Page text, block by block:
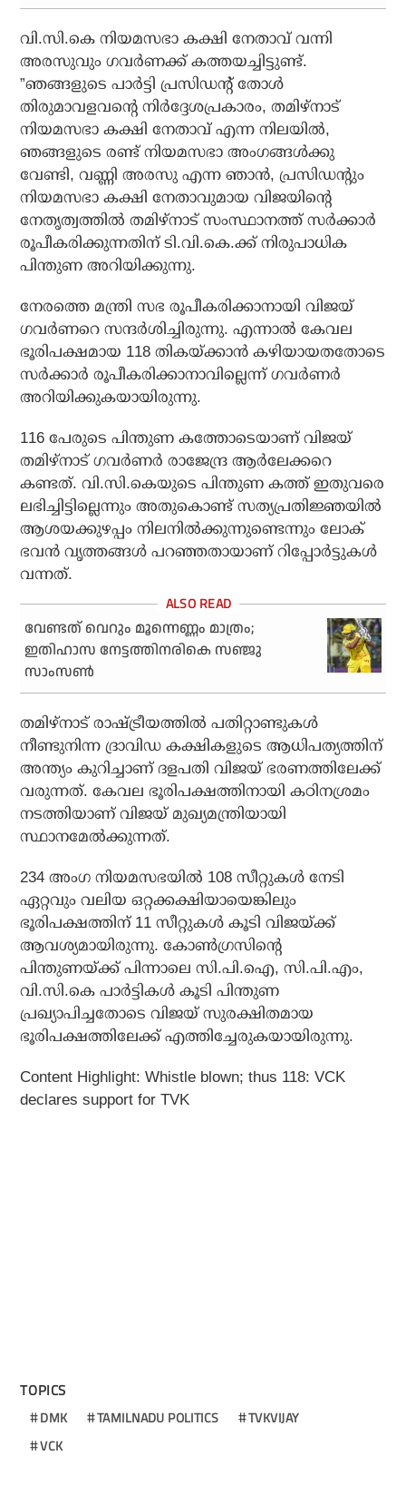
വി.സി.കെ നിയമസഭാ കക്ഷി നേതാവ് വന്നി
അരസുവും ഗവര്‍ണക്ക് കത്തയച്ചിട്ടുണ്ട്.
”ഞങ്ങളുടെ പാര്‍ട്ടി പ്രസിഡന്റ് തോള്‍
തിരുമാവളവന്റെ നിര്‍ദ്ദേശപ്രകാരം, തമിഴ്നാട്
നിയമസഭാ കക്ഷി നേതാവ് എന്ന നിലയില്‍,
ഞങ്ങളുടെ രണ്ട് നിയമസഭാ അംഗങ്ങള്‍ക്കു
വേണ്ടി, വണ്ണി അരസു എന്ന ഞാന്‍, പ്രസിഡന്റും
നിയമസഭാ കക്ഷി നേതാവുമായ വിജയിന്റെ
നേതൃത്വത്തില്‍ തമിഴ്നാട് സംസ്ഥാനത്ത് സര്‍ക്കാര്‍
രൂപീകരിക്കുന്നതിന് ടി.വി.കെ.ക്ക് നിരുപാധിക
പിന്തുണ അറിയിക്കുന്നു.
നേരത്തെ മന്ത്രി സഭ രൂപീകരിക്കാനായി വിജയ്
ഗവര്‍ണറെ സന്ദര്‍ശിച്ചിരുന്നു. എന്നാല്‍ കേവല
ഭൂരിപക്ഷമായ 118 തികയ്ക്കാന്‍ കഴിയായതതോടെ
സര്‍ക്കാര്‍ രൂപീകരിക്കാനാവില്ലെന്ന് ഗവര്‍ണര്‍
അറിയിക്കുകയായിരുന്നു.
116 പേരുടെ പിന്തുണ കത്തോടെയാണ് വിജയ്
തമിഴ്നാട് ഗവര്‍ണര്‍ രാജേന്ദ്ര ആര്‍ലേക്കറെ
കണ്ടത്. വി.സി.കെയുടെ പിന്തുണ കത്ത് ഇതുവരെ
ലഭിച്ചിട്ടില്ലെന്നും അതുകൊണ്ട് സത്യപ്രതിജ്ഞയില്‍
ആശയക്കുഴപ്പം നിലനില്‍ക്കുന്നുണ്ടെന്നും ലോക്
ഭവന്‍ വൃത്തങ്ങള്‍ പറഞ്ഞതായാണ് റിപ്പോര്‍ട്ടുകള്‍
വന്നത്.
വേണ്ടത് വെറും മൂന്നെണ്ണം മാത്രം;
ഇതിഹാസ നേട്ടത്തിനരികെ സഞ്ജു
സാംസണ്‍
തമിഴ്‌നാട് രാഷ്ട്രീയത്തില്‍ പതിറ്റാണ്ടുകള്‍
നീണ്ടുനിന്ന ദ്രാവിഡ കക്ഷികളുടെ ആധിപത്യത്തിന്
അന്ത്യം കുറിച്ചാണ് ദളപതി വിജയ് ഭരണത്തിലേക്ക്
വരുന്നത്. കേവല ഭൂരിപക്ഷത്തിനായി കഠിനശ്രമം
നടത്തിയാണ് വിജയ് മുഖ്യമന്ത്രിയായി
സ്ഥാനമേല്‍ക്കുന്നത്.
234 അംഗ നിയമസഭയില്‍ 108 സീറ്റുകള്‍ നേടി
ഏറ്റവും വലിയ ഒറ്റക്കക്ഷിയായെങ്കിലും
ഭൂരിപക്ഷത്തിന് 11 സീറ്റുകള്‍ കൂടി വിജയ്ക്ക്
ആവശ്യമായിരുന്നു. കോണ്‍ഗ്രസിന്റെ
പിന്തുണയ്ക്ക് പിന്നാലെ സി.പി.ഐ, സി.പി.എം,
വി.സി.കെ പാര്‍ട്ടികള്‍ കൂടി പിന്തുണ
പ്രഖ്യാപിച്ചതോടെ വിജയ് സുരക്ഷിതമായ
ഭൂരിപക്ഷത്തിലേക്ക് എത്തിച്ചേരുകയായിരുന്നു.
Content Highlight: Whistle blown; thus 118: VCK
declares support for TVK
TOPICS
DMK TAMILNADU POLITICS
TVKVIJAY
VCK